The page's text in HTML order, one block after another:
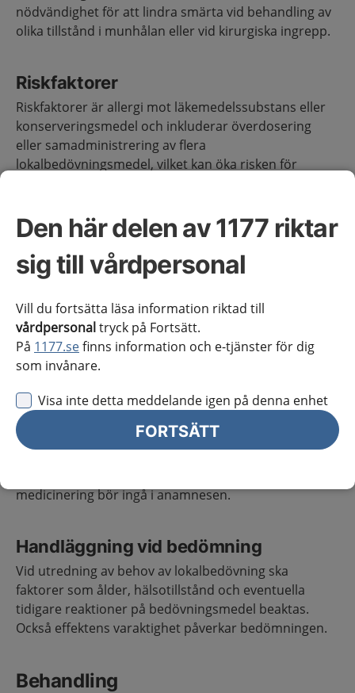
Den här delen av 1177 riktar
sig till vårdpersonal
Vill du fortsätta läsa information riktad till
vårdpersonaltryck på Fortsätt.
På 1177.sefinns information och e-tjänster för dig
som invånare.
Visa inte detta meddelande igen på denna enhet
FORTSÄTT
nödvändighet för att lindra smärta vid behandling av
olika tillstånd i munhålan eller vid kirurgiska ingrepp.
Riskfaktorer
Riskfaktorer är allergi mot läkemedelssubstans eller
konserveringsmedel och inkluderar överdosering
eller samadministrering av flera
lokalbedövningsmedel, vilket kan öka risken för
Indikation
Lokalbedövning används för att lindra och förhindra
Utredning
Anamnes
Vid utredning är det viktigt att ta reda på tidigare
medicinering bör ingå i anamnesen.
Handläggning vid bedömning
Vid utredning av behov av lokalbedövning ska
faktorer som ålder, hälsotillstånd och eventuella
tidigare reaktioner på bedövningsmedel beaktas.
Också effektens varaktighet påverkar bedömningen.
Behandling